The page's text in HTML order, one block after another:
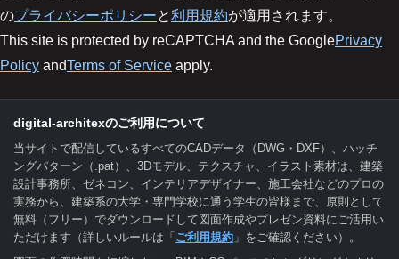
のプライバシーポリシーと利用規約が適用されます。
This site is protected by reCAPTCHA and the GooglePrivacy
Policy andTerms of Service apply.
digital-architexのご利用について
当サイトで配信しているすべてのCADデータ（DWG・DXF）、ハッチ
ングパターン（.pat）、3Dモデル、テクスチャ、イラスト素材は、建築
設計事務所、ゼネコン、インテリアデザイナー、施工会社などのプロの
実務から、建築系の大学・専門学校に通う学生の皆様まで、原則として
無料（フリー）でダウンロードして図面作成やプレゼン資料にご活用い
ただけます（詳しいルールは「ご利用規約 」をご確認ください）。